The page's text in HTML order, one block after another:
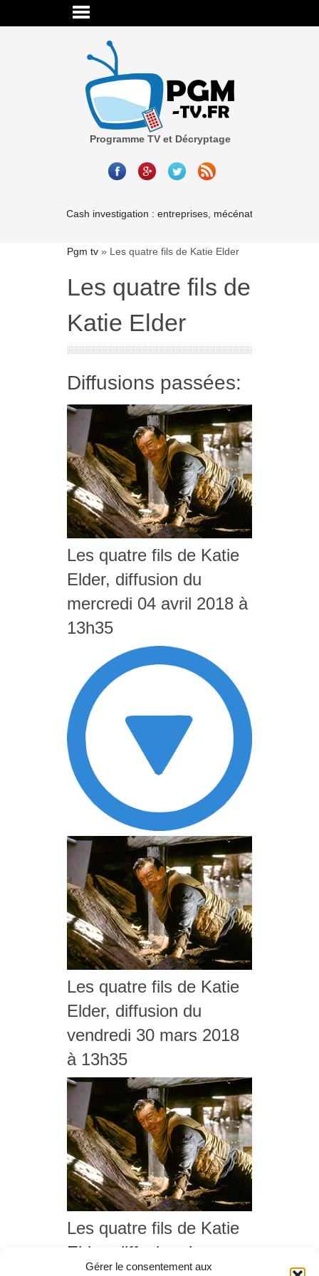
Gérer le consentement aux
Programme TV et Décryptage
Cash investigation : entreprises, mécénat, associations-
Pgm tv » Les quatre fils de Katie Elder
Les quatre fils de
Katie Elder
Diffusions passées:
Les quatre fils de Katie
Elder, diffusion du
mercredi 04 avril 2018 à
13h35
Les quatre fils de Katie
Elder, diffusion du
vendredi 30 mars 2018
à 13h35
Les quatre fils de Katie
Elder, diffusion du